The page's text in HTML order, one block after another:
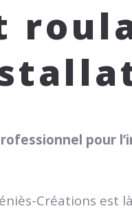
pour
Créations est